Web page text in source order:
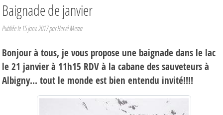
Baignade de janvier
Publiée le 15 janv. 2017par Hervé Mezza
Bonjour à tous, je vous propose une baignade dans le lac
le 21 janvier à 11h15 RDV à la cabane des sauveteurs à
Albigny... tout le monde est bien entendu invité!!!!